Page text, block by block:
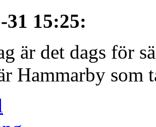
31 15:25:
är det dags för
Hammarby som